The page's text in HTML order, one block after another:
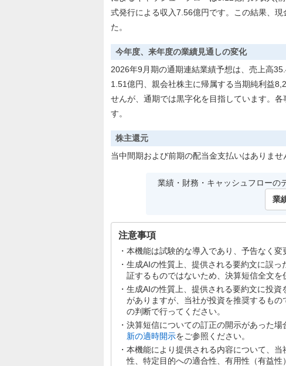
式発行による収入7.56億円です。この結果、
た。
今年度、来年度の業績見通しの変化
2026年9月期の通期連結業績予想は、売上高
1.51億円、親会社株主に帰属する当期純利益
せんが、通期では黒字化を目指しています。
す。
株主還元
当中間期および前期の配当金支払いはありま
業績・財務・キャッシュフローの
業
注意事項
本機能は試験的な導入であり、予告なく変
生成AIの性質上、提供される要約文に誤
証するものではないため、決算短信全文を
生成AIの性質上、提供される要約文に投
がありますが、当社が投資を推奨するも
の判断で行ってください。
決算短信についての訂正の開示があった場
新の適時開示をご参照ください。
本機能により提供される内容について、
性、特定目的への適合性、有用性（有益